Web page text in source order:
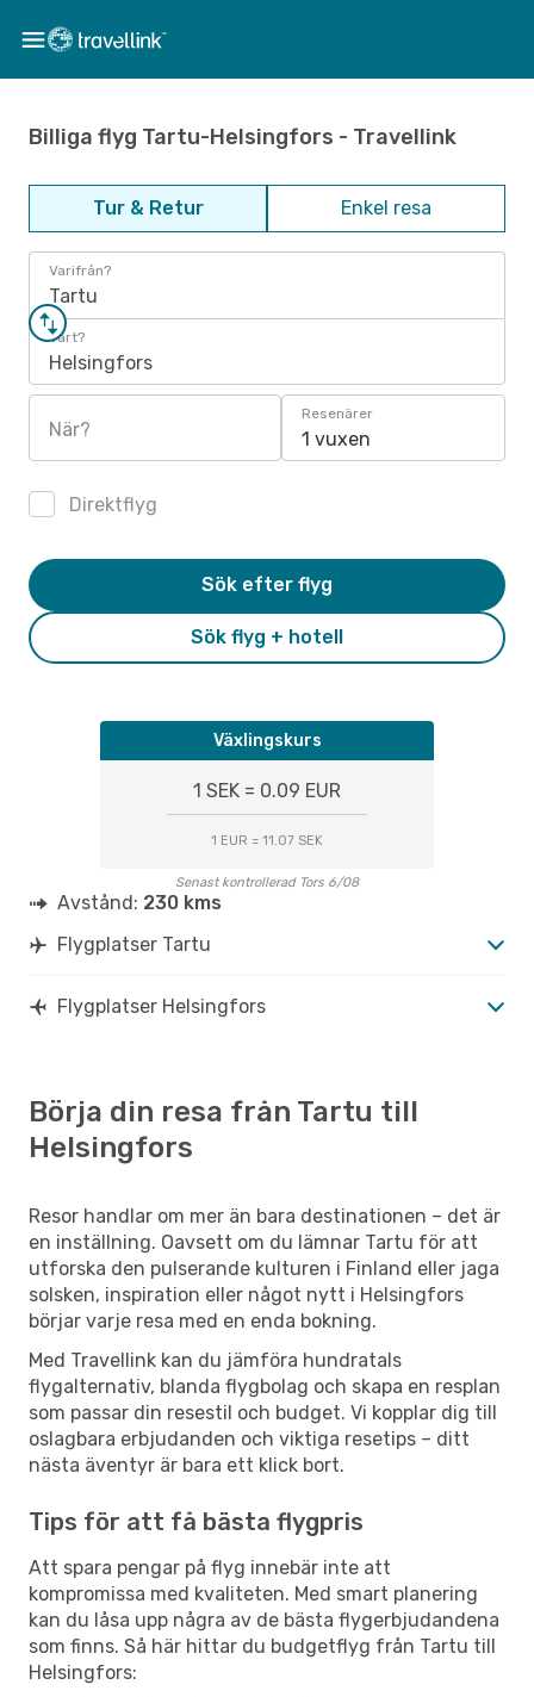
Billiga flyg Tartu-Helsingfors - Travellink
Tur & Retur Enkel resa
Varifrån?
Tartu
Vart?
Helsingfors
När?
Resenärer
1 vuxen
Direktflyg
Sök flyg + hotell
Sök efter flyg
Växlingskurs
1 SEK = 0.09 EUR
1 EUR = 11.07 SEK
Senast kontrollerad Tors 6/08
Avstånd: 230 kms
Flygplatser Tartu
Flygplatser Helsingfors
Börja din resa från Tartu till
Helsingfors
Resor handlar om mer än bara destinationen – det är
en inställning. Oavsett om du lämnar Tartu för att
utforska den pulserande kulturen i Finland eller jaga
solsken, inspiration eller något nytt i Helsingfors
börjar varje resa med en enda bokning.
Med Travellink kan du jämföra hundratals
flygalternativ, blanda flygbolag och skapa en resplan
som passar din resestil och budget. Vi kopplar dig till
oslagbara erbjudanden och viktiga resetips – ditt
nästa äventyr är bara ett klick bort.
Tips för att få bästa flygpris
Att spara pengar på flyg innebär inte att
kompromissa med kvaliteten. Med smart planering
kan du låsa upp några av de bästa flygerbjudandena
som finns. Så här hittar du budgetflyg från Tartu till
Helsingfors: